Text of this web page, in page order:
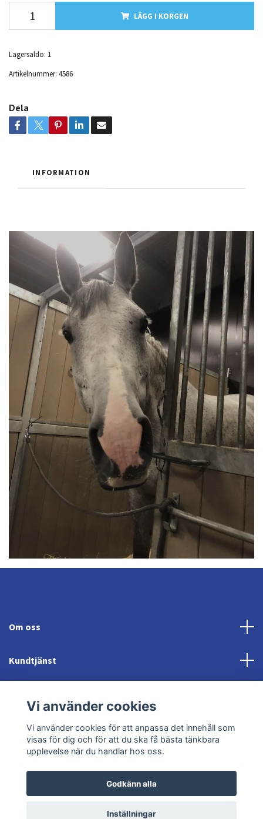
LÄGG I KORGEN
Lagersaldo: 1
Artikelnummer: 4586
Dela
INFORMATION
Om oss
Kundtjänst
Sociala medier
© 2026 Jonröds EquishopPowered by Quickbutik
Vi använder cookies
Vi använder cookies för att anpassa det innehåll som
visas för dig och för att du ska få bästa tänkbara
upplevelse när du handlar hos oss.
Godkänn alla
Inställningar